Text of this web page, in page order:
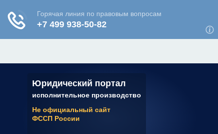
Юридический портал
исполнительное производство
Не официальный сайт
ФССП России
✆ 7 (800) 350-22-64